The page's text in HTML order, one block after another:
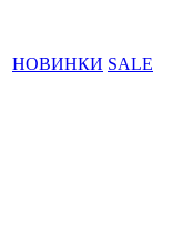
НОВИНКИ SALE